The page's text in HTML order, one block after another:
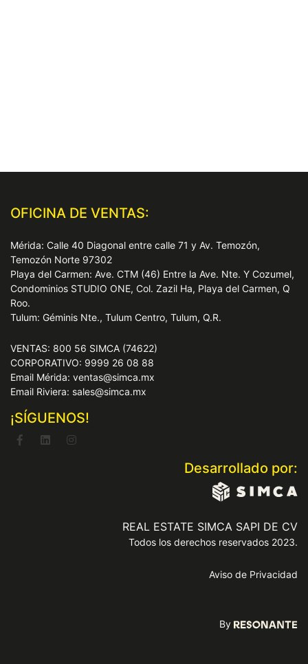
OFICINA DE VENTAS:
Mérida: Calle 40 Diagonal entre calle 71 y Av. Temozón,
Temozón Norte 97302
Playa del Carmen: Ave. CTM (46) Entre la Ave. Nte. Y Cozumel,
Condominios STUDIO ONE, Col. Zazil Ha, Playa del Carmen, Q
Roo.
Tulum: Géminis Nte., Tulum Centro, Tulum, Q.R.
VENTAS: 800 56 SIMCA (74622)
CORPORATIVO: 9999 26 08 88
Email Mérida: ventas@simca.mx
Email Riviera: sales@simca.mx
¡SÍGUENOS!
Desarrollado por:
REAL ESTATE SIMCA SAPI DE CV
Todos los derechos reservados 2023.
Aviso de Privacidad
By